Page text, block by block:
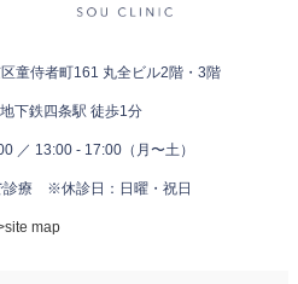
童侍者町161 丸全ビル2階・3階
下鉄四条駅 徒歩1分
／ 13:00 - 17:00（月〜土）
診療 ※休診日：日曜・祝日
map